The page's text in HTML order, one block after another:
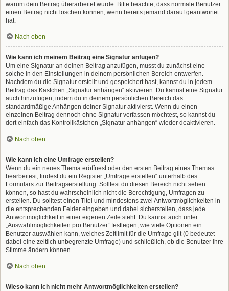
warum dein Beitrag überarbeitet wurde. Bitte beachte, dass normale Benutzer
einen Beitrag nicht löschen können, wenn bereits jemand darauf geantwortet
hat.
Nach oben
Wie kann ich meinem Beitrag eine Signatur anfügen?
Um eine Signatur an deinen Beitrag anzufügen, musst du zunächst eine
solche in den Einstellungen in deinem persönlichen Bereich entwerfen.
Nachdem du die Signatur erstellt und gespeichert hast, kannst du in jedem
Beitrag das Kästchen „Signatur anhängen“ aktivieren. Du kannst eine Signatur
auch hinzufügen, indem du in deinem persönlichen Bereich das
standardmäßige Anhängen deiner Signatur aktivierst. Wenn du einen
einzelnen Beitrag dennoch ohne Signatur verfassen möchtest, so kannst du
dort einfach das Kontrollkästchen „Signatur anhängen“ wieder deaktivieren.
Nach oben
Wie kann ich eine Umfrage erstellen?
Wenn du ein neues Thema eröffnest oder den ersten Beitrag eines Themas
bearbeitest, findest du ein Register „Umfrage erstellen“ unterhalb des
Formulars zur Beitragserstellung. Solltest du diesen Bereich nicht sehen
können, so hast du wahrscheinlich nicht die Berechtigung, Umfragen zu
erstellen. Du solltest einen Titel und mindestens zwei Antwortmöglichkeiten in
die entsprechenden Felder eingeben und dabei sicherstellen, dass jede
Antwortmöglichkeit in einer eigenen Zeile steht. Du kannst auch unter
„Auswahlmöglichkeiten pro Benutzer“ festlegen, wie viele Optionen ein
Benutzer auswählen kann, welches Zeitlimit für die Umfrage gilt (0 bedeutet
dabei eine zeitlich unbegrenzte Umfrage) und schließlich, ob die Benutzer ihre
Stimme ändern können.
Nach oben
Wieso kann ich nicht mehr Antwortmöglichkeiten erstellen?